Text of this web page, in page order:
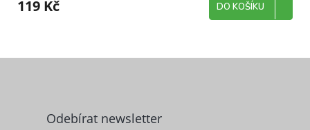
119 Kč DO KOŠÍKU
Odebírat newsletter